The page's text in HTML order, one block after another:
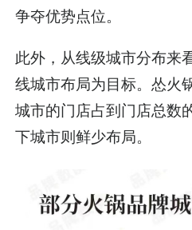
争夺优势点位。
此外，从线级城市分布来
线城市布局为目标。怂火
城市的门店占到门店总数
下城市则鲜少布局。